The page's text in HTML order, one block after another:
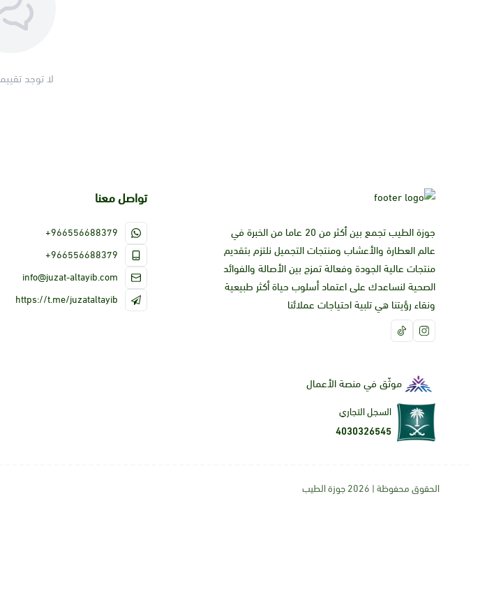
لا توجد
جوزة الطيب تجمع بين أكثر من 20 عاما من الخبرة في
عالم العطارة والأعشاب ومنتجات التجميل نلتزم بتقديم
منتجات عالية الجودة وفعالة تمزج بين الأصالة والفوائد
الصحية لنساعدك على اعتماد أسلوب حياة أكثر طبيعية
ونقاء رؤيتنا هي تلبية احتياجات عملائنا
موثّق في منصة الأعمال
السجل التجاري
4030326545
تواصل معنا
+966556688379
+966556688379
info@juzat-altayib.com
https://t.me/juzataltayib
الحقوق محفوظة | 2026 جوزة الطيب